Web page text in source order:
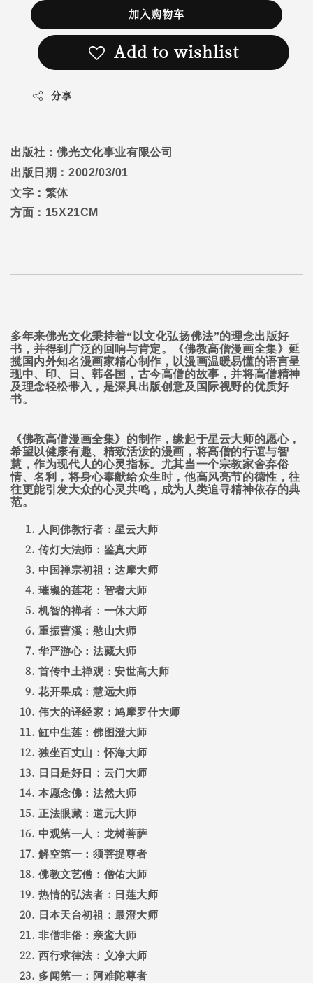
加入购物车
Add to wishlist
分享
出版社：佛光文化事业有限公司
出版日期： 2002/03/01
文字：繁体
方面： 15X21CM
多年来佛光文化秉持着“以文化弘扬佛法”的理念出版好
书，并得到广泛的回响与肯定。《佛教高僧漫画全集》延
揽国内外知名漫画家精心制作，以漫画温暖易懂的语言呈
现中、印、日、韩各国，古今高僧的故事，并将高僧精神
及理念轻松带入，是深具出版创意及国际视野的优质好
书。
《佛教高僧漫画全集》的制作，缘起于星云大师的愿心，
希望以健康有趣、精致活泼的漫画，将高僧的行谊与智
慧，作为现代人的心灵指标。尤其当一个宗教家舍弃俗
情、名利，将身心奉献给众生时，他高风亮节的德性，往
往更能引发大众的心灵共鸣，成为人类追寻精神依存的典
范。
人间佛教行者：星云大师
传灯大法师：鉴真大师
中国禅宗初祖：达摩大师
璀璨的莲花：智者大师
机智的禅者：一休大师
重振曹溪：憨山大师
华严游心：法藏大师
首传中土禅观：安世高大师
花开果成：慧远大师
伟大的译经家：鸠摩罗什大师
缸中生莲：佛图澄大师
独坐百丈山：怀海大师
日日是好日：云门大师
本愿念佛：法然大师
正法眼藏：道元大师
中观第一人：龙树菩萨
解空第一：须菩提尊者
佛教文艺僧：僧佑大师
热情的弘法者：日莲大师
日本天台初祖：最澄大师
非僧非俗：亲鸾大师
西行求律法：义净大师
多闻第一：阿难陀尊者